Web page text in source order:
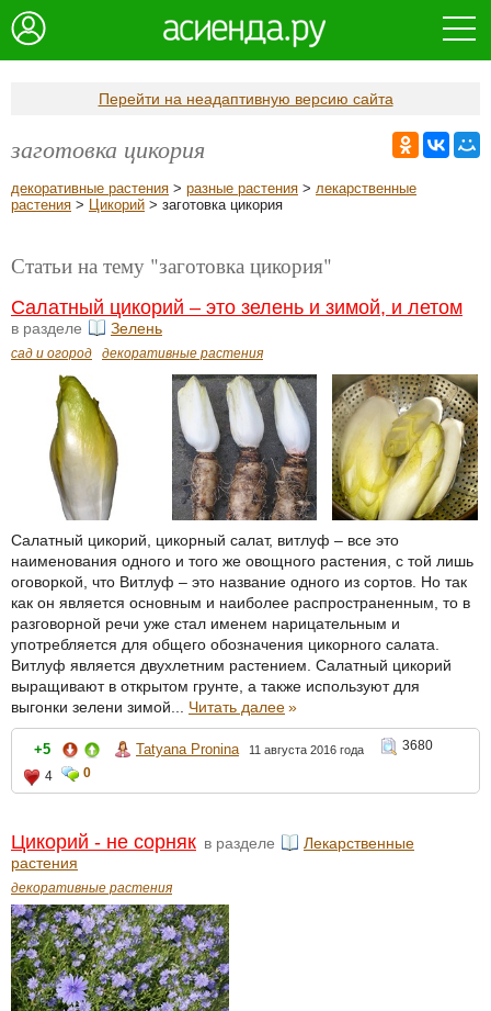
Перейти на неадаптивную версию сайта
заготовка цикория
декоративные растения > разные растения > лекарственные
растения > Цикорий > заготовка цикория
Статьи на тему "заготовка цикория"
Салатный цикорий – это зелень и зимой, и летом
в разделе Зелень
сад и огород декоративные растения
Салатный цикорий, цикорный салат, витлуф – все это
наименования одного и того же овощного растения, с той лишь
оговоркой, что Витлуф – это название одного из сортов. Но так
как он является основным и наиболее распространенным, то в
разговорной речи уже стал именем нарицательным и
употребляется для общего обозначения цикорного салата.
Витлуф является двухлетним растением. Салатный цикорий
выращивают в открытом грунте, а также используют для
выгонки зелени зимой... Читать далее»
+5 Tatyana Pronina 11 августа 2016 года
3680
4
0
Цикорий - не сорняк в разделе
Лекарственные
растения
декоративные растения